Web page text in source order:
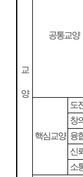
교
양
공통교양
핵심교양
도
창
융
신
소